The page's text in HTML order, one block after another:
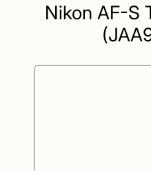
Nikon AF-S